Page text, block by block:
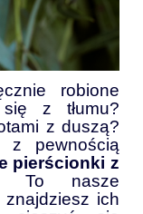
robione
z tłumu?
z duszą?
z pewnością
pierścionki z
To nasze
znajdziesz ich